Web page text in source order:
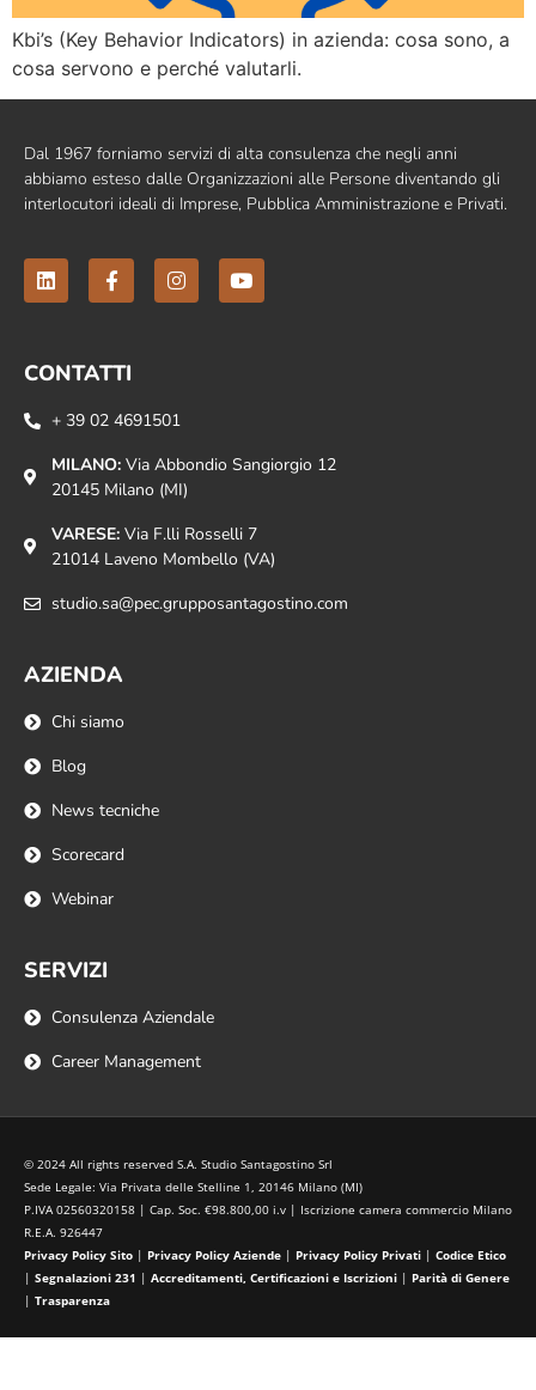
Kbi’s (Key Behavior Indicators) in azienda: cosa sono, a
cosa servono e perché valutarli.
Dal 1967 forniamo servizi di alta consulenza che negli anni
abbiamo esteso dalle Organizzazioni alle Persone diventando gli
interlocutori ideali di Imprese, Pubblica Amministrazione e Privati.
CONTATTI
+ 39 02 4691501
MILANO:Via Abbondio Sangiorgio 12
20145 Milano (MI)
VARESE:Via F.lli Rosselli 7
21014 Laveno Mombello (VA)
studio.sa@pec.grupposantagostino.com
AZIENDA
Chi siamo
Blog
News tecniche
Scorecard
Webinar
SERVIZI
Consulenza Aziendale
Career Management
© 2024 All rights reserved S.A. Studio Santagostino Srl
Sede Legale: Via Privata delle Stelline 1, 20146 Milano (MI)
P.IVA 02560320158 | Cap. Soc. €98.800,00 i.v | Iscrizione camera commercio Milano
R.E.A. 926447
Privacy Policy Sito | Privacy Policy Aziende | Privacy Policy Privati | Codice Etico
| Segnalazioni 231 | Accreditamenti, Certificazioni e Iscrizioni | Parità di Genere
| Trasparenza